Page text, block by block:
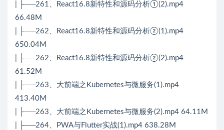
| ├──261、React16.8新特性和源码分析①(2).mp4
66.48M
| ├──262、React16.8新特性和源码分析②(1).mp4
650.04M
| ├──262、React16.8新特性和源码分析②(2).mp4
61.52M
| ├──263、大前端之Kubernetes与微服务(1).mp4
413.40M
| ├──263、大前端之Kubernetes与微服务(2).mp4 64.11M
| ├──264、PWA与Flutter实战(1).mp4 638.28M